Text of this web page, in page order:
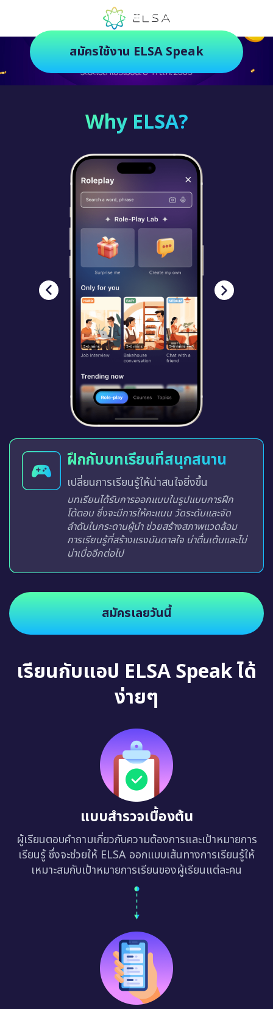
ตัวช่วยฝึกภาษายุคใหม่ ฝึกสนุกยิ่งกว่า
สมัครใช้งาน ELSA Speak
Why ELSA?
ฝึกกับบทเรียนที่สนุกสนาน
เปลี่ยนการเรียนรู้ให้น่าสนใจยิ่งขึ้น
บทเรียนได้รับการออกแบบในรูปแบบการฝึก
โต้ตอบ ซึ่งจะมีการให้คะแนน วัดระดับและจัด
ลำดับในกระดานผู้นำ ช่วยสร้างสภาพแวดล้อม
การเรียนรู้ที่สร้างแรงบันดาลใจ น่าตื่นเต้นและไม่
น่าเบื่ออีกต่อไป
สมัครเลยวันนี้
เรียนกับแอป ELSA Speak ได้
ง่ายๆ
แบบสำรวจเบื้องต้น
ผู้เรียนตอบคำถามเกี่ยวกับความต้องการและเป้าหมายการ
เรียนรู้ ซึ่งจะช่วยให้ ELSA ออกแบบเส้นทางการเรียนรู้ให้
เหมาะสมกับเป้าหมายการเรียนของผู้เรียนแต่ละคน